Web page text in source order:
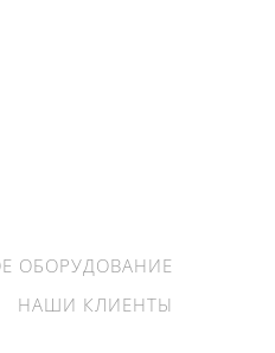
ОБОРУДОВАНИЕ
НАШИ КЛИЕНТЫ